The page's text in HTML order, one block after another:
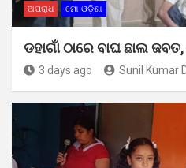
ଅପରାଧ ମୋ ଓଡ଼ିଶା
ଡହାଗାଁ ଠାରେ ବାଘ ଛାଲ
3 days ago Sunil Kumar